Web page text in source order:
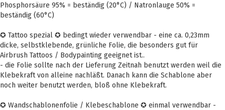
Phosphorsäure 95% = beständig (20°C) / Natronlauge 50% =
beständig (60°C)
✪ Tattoo spezial ✪ bedingt wieder verwendbar - eine ca. 0,23mm
dicke, selbstklebende, grünliche Folie, die besonders gut für
Airbrush Tattoos / Bodypainting geeignet ist..
- die Folie sollte nach der Lieferung Zeitnah benutzt werden weil die
Klebekraft von alleine nachläßt. Danach kann die Schablone aber
noch weiter benutzt werden, bloß ohne Klebekraft.
✪ Wandschablonenfolie / Klebeschablone ✪ einmal verwendbar -